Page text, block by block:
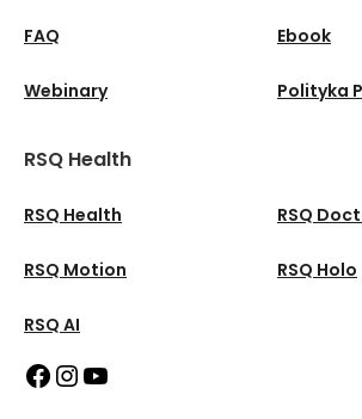
Polityka
FAQ Ebook
Webinary
RSQ Health
RSQ Health RSQ
RSQ Motion RSQ Holo
RSQ AI